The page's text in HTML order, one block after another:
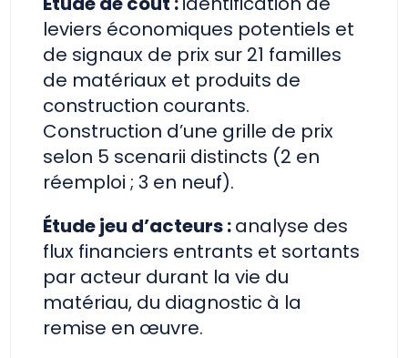
leviers économiques potentiels et
de signaux de prix sur 21 familles
de matériaux et produits de
construction courants.
Construction d’une grille de prix
selon 5 scenarii distincts (2 en
réemploi ; 3 en neuf).
Étude jeu d’acteurs :analyse des
flux financiers entrants et sortants
par acteur durant la vie du
matériau, du diagnostic à la
remise en œuvre.